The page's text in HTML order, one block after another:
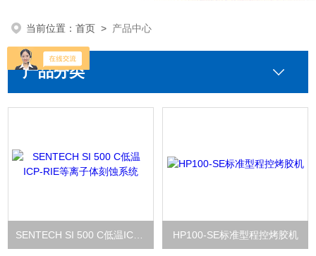
当前位置：首页 > 产品中心
产品分类
HP100-SE标准型程控烤胶机